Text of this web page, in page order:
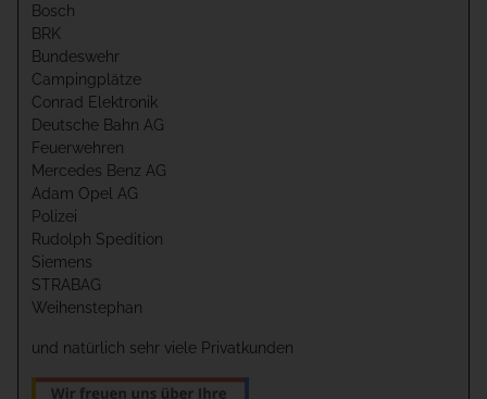
Bosch
BRK
Bundeswehr
Campingplätze
Conrad Elektronik
Deutsche Bahn AG
Feuerwehren
Mercedes Benz AG
Adam Opel AG
Polizei
Rudolph Spedition
Siemens
STRABAG
Weihenstephan
und natürlich sehr viele Privatkunden